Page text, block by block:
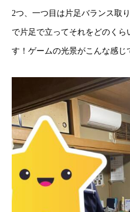
2つ、一つ目は片足バランス取
で片足で立ってそれをどのく
す！ゲームの光景がこんな感じ